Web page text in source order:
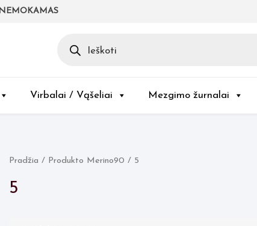
search
Virbalai / Vąšeliai Mezgimo žurnalai
Pradžia / Produkto Merino90 / 5
5